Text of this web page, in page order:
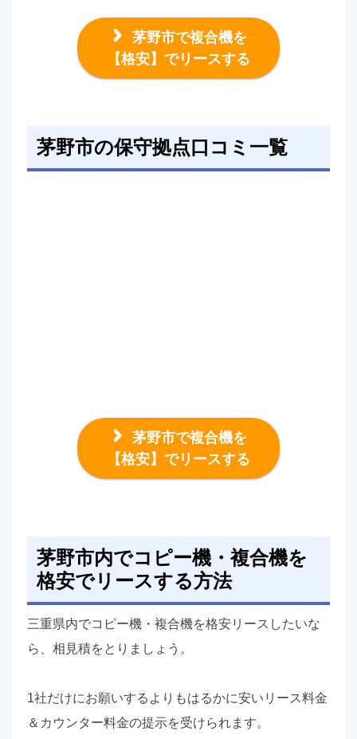
茅野市で複合機を
【格安】でリースする
茅野市の保守拠点口コミ一覧
茅野市で複合機を
【格安】でリースする
茅野市内でコピー機・複合機を
格安でリースする方法
三重県内でコピー機・複合機を格安リースしたいな
ら、相見積をとりましょう。
1社だけにお願いするよりもはるかに安いリース料金
＆カウンター料金の提示を受けられます。